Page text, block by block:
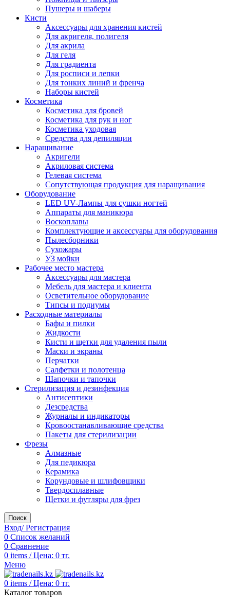
Пушеры и шаберы
Кисти
Аксессуары для хранения кистей
Для акригеля, полигеля
Для акрила
Для геля
Для градиента
Для росписи и лепки
Для тонких линий и френча
Наборы кистей
Косметика
Косметика для бровей
Косметика для рук и ног
Косметика уходовая
Средства для депиляции
Наращивание
Акригели
Акриловая система
Гелевая система
Сопутствующая продукция для наращивания
Оборудование
LED UV-Лампы для сушки ногтей
Аппараты для маникюра
Воскоплавы
Комплектующие и аксессуары для оборудования
Пылесборники
Сухожары
УЗ мойки
Рабочее место мастера
Аксессуары для мастера
Мебель для мастера и клиента
Осветительное оборудование
Типсы и подиумы
Расходные материалы
Бафы и пилки
Жидкости
Кисти и щетки для удаления пыли
Маски и экраны
Перчатки
Салфетки и полотенца
Шапочки и тапочки
Стерилизация и дезинфекция
Антисептики
Дезсредства
Журналы и индикаторы
Кровоостанавливающие средства
Пакеты для стерилизации
Фрезы
Алмазные
Для педикюра
Керамика
Корундовые и шлифовщики
Твердосплавные
Щетки и футляры для фрез
Поиск
Вход/ Регистрация
0 Список желаний
0 Сравнение
0 items / Цена: 0 тг.
Меню
0 items / Цена: 0 тг.
Каталог товаров